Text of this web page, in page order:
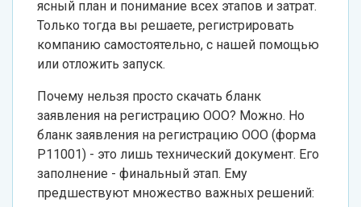
ясный план и понимание всех этапов и затрат.
Только тогда вы решаете, регистрировать
компанию самостоятельно, с нашей помощью
или отложить запуск.
Почему нельзя просто скачать бланк
заявления на регистрацию ООО? Можно. Но
бланк заявления на регистрацию ООО (форма
Р11001) - это лишь технический документ. Его
заполнение - финальный этап. Ему
предшествуют множество важных решений: